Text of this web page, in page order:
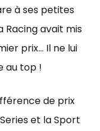
à ses petites
Racing avait mis
prix… Il ne lui
au top !
de prix
et la Sport